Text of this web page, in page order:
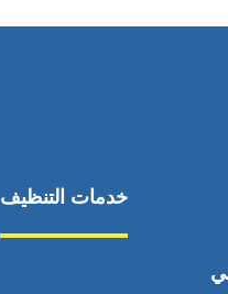
خدمات التنظيف